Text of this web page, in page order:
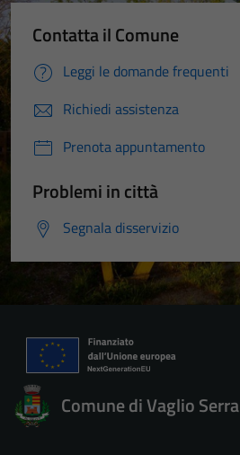
Contatta il Comune
Leggi le domande frequenti
Richiedi assistenza
Prenota appuntamento
Problemi in città
Segnala disservizio
Comune di Vaglio Serra